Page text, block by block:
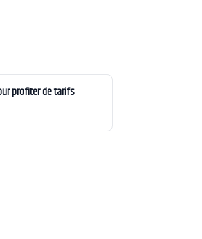
profiter de tarifs